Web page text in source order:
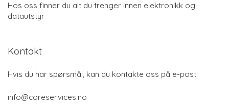
Hos oss finner du alt du trenger innen elektronikk og
datautstyr
Kontakt
Hvis du har spørsmål, kan du kontakte oss på e-post:
info@coreservices.no